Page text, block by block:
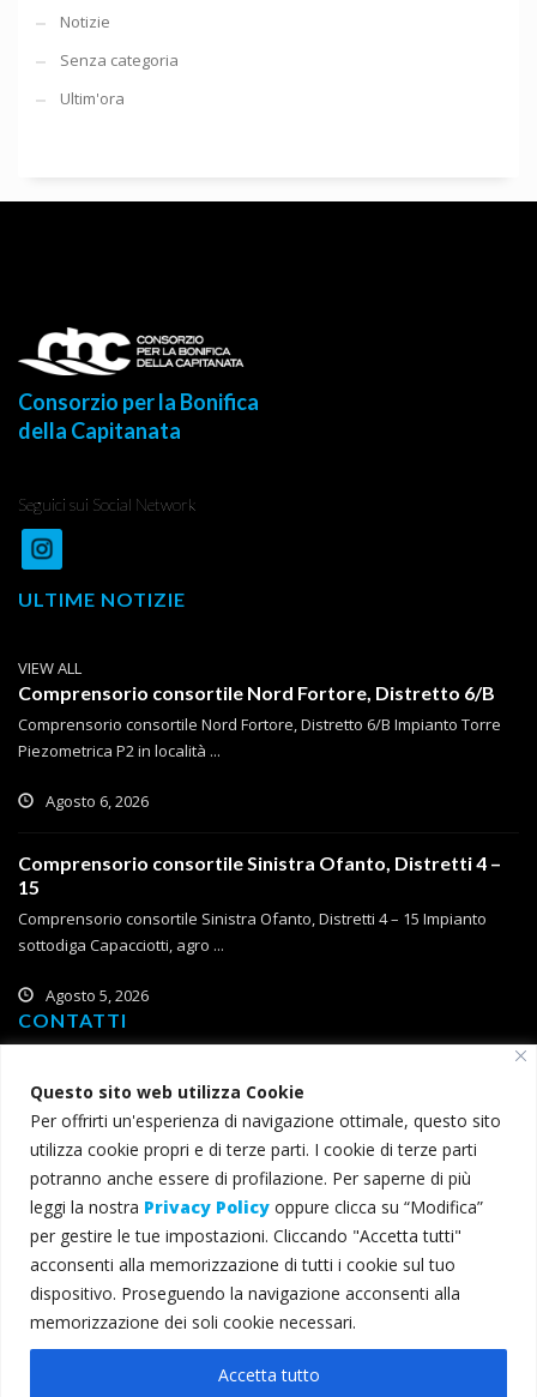
Questo sito web utilizza Cookie
Per offrirti un'esperienza di navigazione ottimale, questo sito
utilizza cookie propri e di terze parti. I cookie di terze parti
potranno anche essere di profilazione. Per saperne di più
leggi la nostra Privacy Policy oppure clicca su “Modifica”
per gestire le tue impostazioni. Cliccando "Accetta tutti"
acconsenti alla memorizzazione di tutti i cookie sul tuo
dispositivo. Proseguendo la navigazione acconsenti alla
memorizzazione dei soli cookie necessari.
Accetta tutto
Notizie
Senza categoria
Ultim'ora
Consorzio per la Bonifica
della Capitanata
Seguici sui Social Network
ULTIME NOTIZIE
VIEW ALL
Comprensorio consortile Nord Fortore, Distretto 6/B
Comprensorio consortile Nord Fortore, Distretto 6/B Impianto Torre
Piezometrica P2 in località ...
Agosto 6, 2026
Comprensorio consortile Sinistra Ofanto, Distretti 4 –
15
Comprensorio consortile Sinistra Ofanto, Distretti 4 – 15 Impianto
sottodiga Capacciotti, agro ...
Agosto 5, 2026
CONTATTI
71121 Foggia
T (+39) 0881 785 111
F (+39) 0881 774 634
consorzio@bonificacapitanata.it
consorzio@pec.bonificacapitanata.it
© 2022 Consorzio per la Bonifica della Capitanata - Tutti i diritti
riservati - C.F. 00345000715 -Privacy e cookie